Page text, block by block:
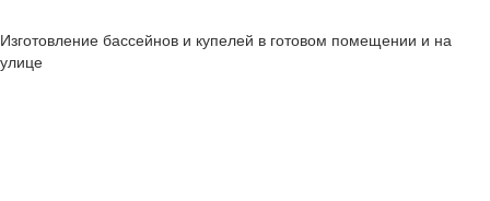
Изготовление бассейнов и купелей в готовом помещении и на
улице